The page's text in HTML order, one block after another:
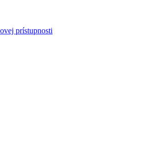
prístupnosti